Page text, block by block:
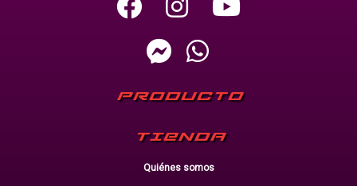
PRODUCTO
TIENDA
Quiénes somos